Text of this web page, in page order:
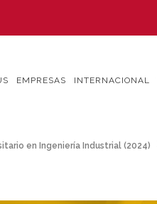
EMPRESAS INTERNACIONAL
en Ingeniería Industrial (2024)